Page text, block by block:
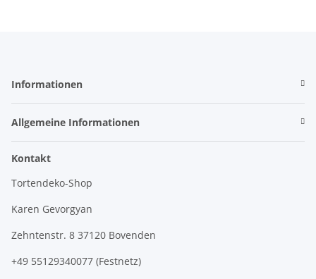
Informationen
Allgemeine Informationen
Kontakt
Tortendeko-Shop
Karen Gevorgyan
Zehntenstr. 8 37120 Bovenden
+49 55129340077 (Festnetz)